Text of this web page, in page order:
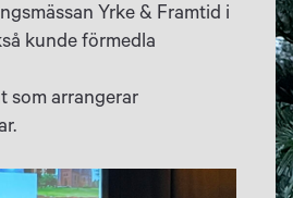
Yrke & Framtid i
kunde förmedla
som arrangerar